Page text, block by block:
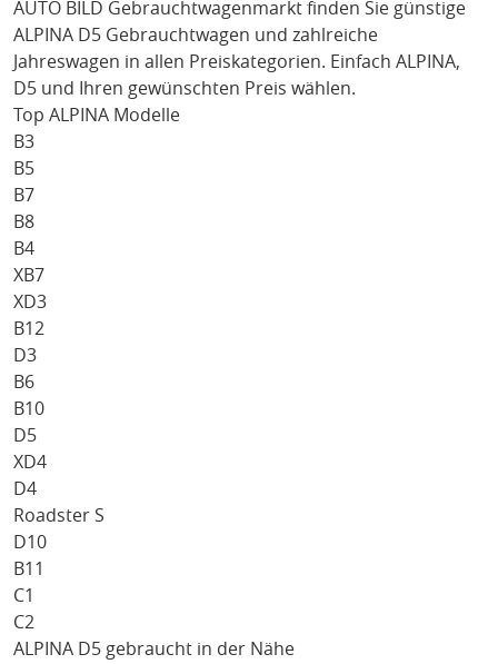
AUTO BILD Gebrauchtwagenmarkt finden Sie günstige
ALPINA D5 Gebrauchtwagen und zahlreiche
Jahreswagen in allen Preiskategorien. Einfach ALPINA,
D5 und Ihren gewünschten Preis wählen.
Top ALPINA Modelle
B3
B5
B7
B8
B4
XB7
XD3
B12
D3
B6
B10
D5
XD4
D4
Roadster S
D10
B11
C1
C2
ALPINA D5 gebraucht in der Nähe